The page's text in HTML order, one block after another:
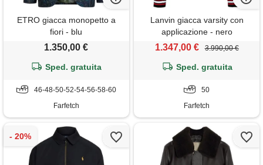
ETRO giacca monopetto a
fiori - blu
1.350,00 €
Sped. gratuita
46-48-50-52-54-56-58-60
Farfetch
Lanvin giacca varsity con
applicazione - nero
1.347,00 € 3.990,00 €
Sped. gratuita
50
Farfetch